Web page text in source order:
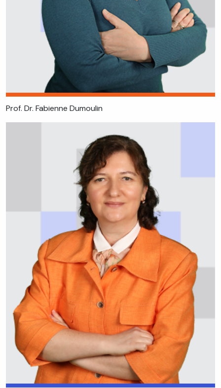
Prof. Dr. Fabienne Dumoulin